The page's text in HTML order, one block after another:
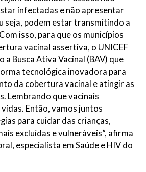
infectadas e não apresentar
seja, podem estar transmitindo a
isso, para que os municípios
vacinal assertiva, o UNICEF
a Busca Ativa Vacinal (BAV) que
tecnológica inovadora para
da cobertura vacinal e atingir as
Lembrando que vacinais
Então, vamos juntos
para cuidar das crianças,
excluídas e vulneráveis”, afirma
especialista em Saúde e HIV do